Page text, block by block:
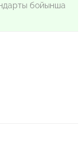
бойынша